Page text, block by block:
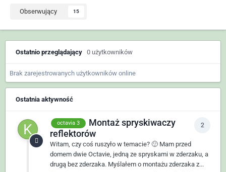
Obserwujący 15
Ostatnio przeglądający 0 użytkowników
Brak zarejestrowanych użytkowników online
Ostatnia aktywność
2
octavia 3
Montaż spryskiwaczy
reflektorów
Witam, czy coś ruszyło w temacie? 🙂 Mam przed
domem dwie Octavie, jedną ze spryskami w zderzaku, a
drugą bez zderzaka. Myślałem o montażu zderzaka z...